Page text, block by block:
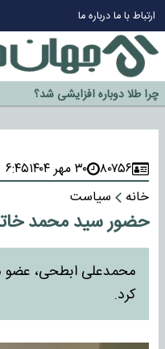
ارتباط با مادرباره ما
چرا طلا دوباره افزایشی شد؟
گزینه جدایی اوسمار روی میز
آیا رئیس جمهور آمریکا قانون را
سازمان اطلاعات سپاه: پروژه
۸۰۷۵۶ ۳۰ مهر ۱۴۰۴
۶:۴۵
خانه
سیاست
حضور سید محمد
محمدعلی ابطحی، عضو
کرد.